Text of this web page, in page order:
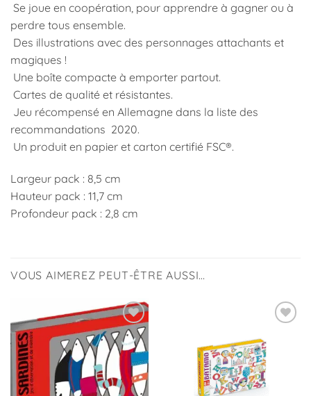
Se joue en coopération, pour apprendre à gagner ou à
perdre tous ensemble.
Des illustrations avec des personnages attachants et
magiques !
Une boîte compacte à emporter partout.
Cartes de qualité et résistantes.
Jeu récompensé en Allemagne dans la liste des
recommandations 2020.
Un produit en papier et carton certifié FSC®.
Largeur pack : 8,5 cm
Hauteur pack : 11,7 cm
Profondeur pack : 2,8 cm
VOUS AIMEREZ PEUT-ÊTRE AUSSI…
Ajouter
à la
liste
d’envies
d’envies